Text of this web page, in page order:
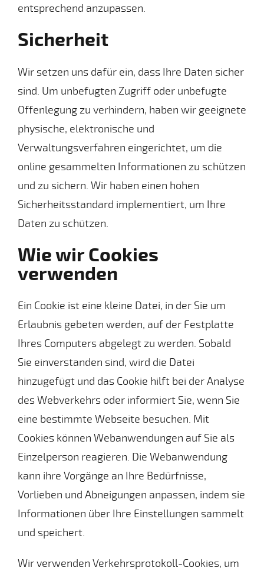
entsprechend anzupassen.
Sicherheit
Wir setzen uns dafür ein, dass Ihre Daten sicher
sind. Um unbefugten Zugriff oder unbefugte
Offenlegung zu verhindern, haben wir geeignete
physische, elektronische und
Verwaltungsverfahren eingerichtet, um die
online gesammelten Informationen zu schützen
und zu sichern. Wir haben einen hohen
Sicherheitsstandard implementiert, um Ihre
Daten zu schützen.
Wie wir Cookies
verwenden
Ein Cookie ist eine kleine Datei, in der Sie um
Erlaubnis gebeten werden, auf der Festplatte
Ihres Computers abgelegt zu werden. Sobald
Sie einverstanden sind, wird die Datei
hinzugefügt und das Cookie hilft bei der Analyse
des Webverkehrs oder informiert Sie, wenn Sie
eine bestimmte Webseite besuchen. Mit
Cookies können Webanwendungen auf Sie als
Einzelperson reagieren. Die Webanwendung
kann ihre Vorgänge an Ihre Bedürfnisse,
Vorlieben und Abneigungen anpassen, indem sie
Informationen über Ihre Einstellungen sammelt
und speichert.
Wir verwenden Verkehrsprotokoll-Cookies, um